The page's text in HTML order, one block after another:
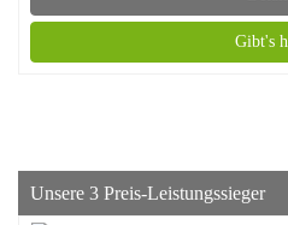
Gibt's
Unsere 3 Preis-Leistungssieger